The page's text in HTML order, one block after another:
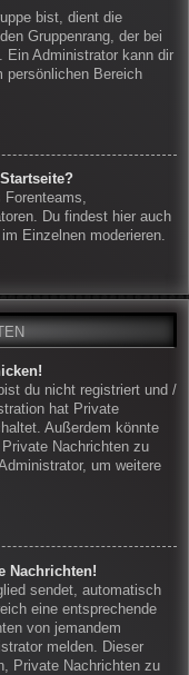
bist, dient die
Gruppenrang, der bei
Ein Administrator kann dir
persönlichen Bereich
Du findest hier auch
Einzelnen moderieren.
du nicht registriert und /
hat Private
Außerdem könnte
Nachrichten zu
um weitere
Nachrichten!
sendet, automatisch
eine entsprechende
von jemandem
melden. Dieser
Private Nachrichten zu